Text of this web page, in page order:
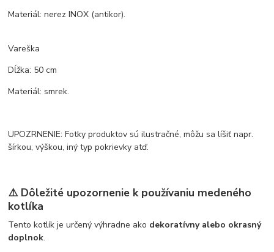
Materiál: nerez INOX (antikor).
Vareška
Dĺžka: 50 cm
Materiál: smrek.
UPOZRNENIE: Fotky produktov sú ilustračné, môžu sa líšiť napr.
šírkou, výškou, iný typ pokrievky atď.
⚠️ Dôležité upozornenie k používaniu medeného
kotlíka
Tento kotlík je určený výhradne ako dekoratívny alebo okrasný
doplnok.